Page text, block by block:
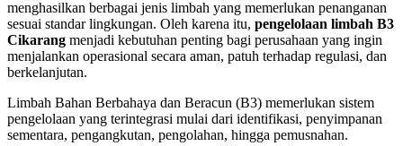
menghasilkan berbagai jenis limbah yang memerlukan penanganan
sesuai standar lingkungan. Oleh karena itu, pengelolaan limbah B3
Cikarang menjadi kebutuhan penting bagi perusahaan yang ingin
menjalankan operasional secara aman, patuh terhadap regulasi, dan
berkelanjutan.
Limbah Bahan Berbahaya dan Beracun (B3) memerlukan sistem
pengelolaan yang terintegrasi mulai dari identifikasi, penyimpanan
sementara, pengangkutan, pengolahan, hingga pemusnahan.